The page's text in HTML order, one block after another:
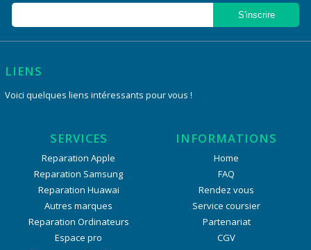
LIENS
Voici quelques liens intéressants pour vous !
SERVICES
Reparation Apple
Reparation Samsung
Reparation Huawai
Autres marques
Reparation Ordinateurs
Espace pro
INFORMATIONS
Home
FAQ
Rendez vous
Service coursier
Partenariat
CGV